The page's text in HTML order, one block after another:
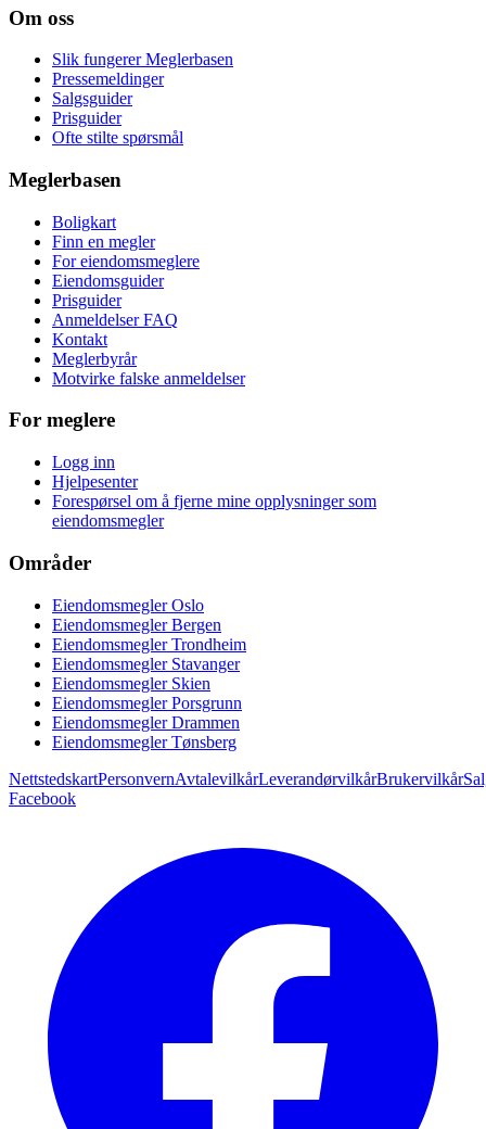
Om oss
Slik fungerer Meglerbasen
Pressemeldinger
Salgsguider
Prisguider
Ofte stilte spørsmål
Meglerbasen
Boligkart
Finn en megler
For eiendomsmeglere
Eiendomsguider
Prisguider
Anmeldelser FAQ
Kontakt
Meglerbyrår
Motvirke falske anmeldelser
For meglere
Logg inn
Hjelpesenter
Forespørsel om å fjerne mine opplysninger som
eiendomsmegler
Områder
Eiendomsmegler Oslo
Eiendomsmegler Bergen
Eiendomsmegler Trondheim
Eiendomsmegler Stavanger
Eiendomsmegler Skien
Eiendomsmegler Porsgrunn
Eiendomsmegler Drammen
Eiendomsmegler Tønsberg
NettstedskartPersonvernAvtalevilkårLeverandørvilkårBrukervilkår
Facebook